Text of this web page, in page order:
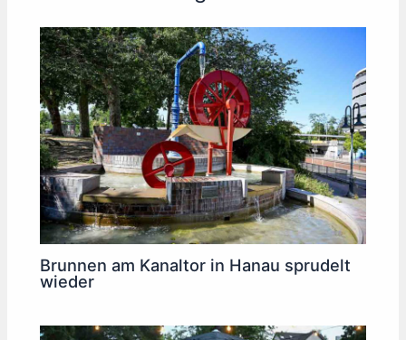
Brunnen am Kanaltor in Hanau sprudelt
wieder